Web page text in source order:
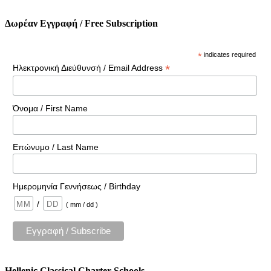
Δωρέαν Εγγραφή / Free Subscription
* indicates required
Ηλεκτρονική Διεύθυνσή / Email Address *
Όνομα / First Name
Επώνυμο / Last Name
Ημερομηνία Γεννήσεως / Birthday
/
( mm / dd )